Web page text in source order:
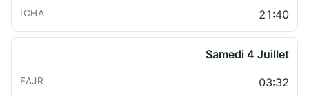
21:40
Samedi 4 Juillet
03:32